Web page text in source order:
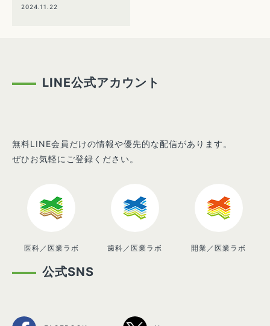
2024.11.22
LINE公式アカウント
無料LINE会員だけの情報や優先的な配信があります。
ぜひお気軽にご登録ください。
医科／医業ラボ 歯科／医業ラボ 開業／医業ラボ
公式SNS